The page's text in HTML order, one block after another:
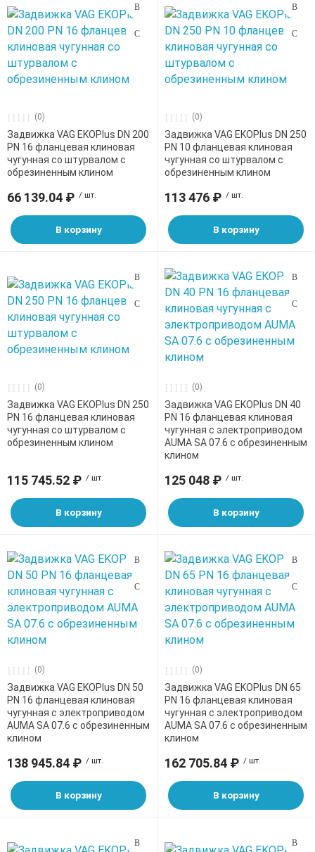
(0)
Задвижка VAG EKOPlus DN 200
PN 16 фланцевая клиновая
чугунная со штурвалом с
обрезиненным клином
66 139.04 ₽ / шт.
В корзину
(0)
Задвижка VAG EKOPlus DN 250
PN 10 фланцевая клиновая
чугунная со штурвалом с
обрезиненным клином
113 476 ₽ / шт.
В корзину
(0)
Задвижка VAG EKOPlus DN 250
PN 16 фланцевая клиновая
чугунная со штурвалом с
обрезиненным клином
115 745.52 ₽ / шт.
В корзину
(0)
Задвижка VAG EKOPlus DN 40
PN 16 фланцевая клиновая
чугунная с электроприводом
AUMA SA 07.6 с обрезиненным
клином
125 048 ₽ / шт.
В корзину
(0)
Задвижка VAG EKOPlus DN 50
PN 16 фланцевая клиновая
чугунная с электроприводом
AUMA SA 07.6 с обрезиненным
клином
138 945.84 ₽ / шт.
В корзину
(0)
Задвижка VAG EKOPlus DN 65
PN 16 фланцевая клиновая
чугунная с электроприводом
AUMA SA 07.6 с обрезиненным
клином
162 705.84 ₽ / шт.
В корзину